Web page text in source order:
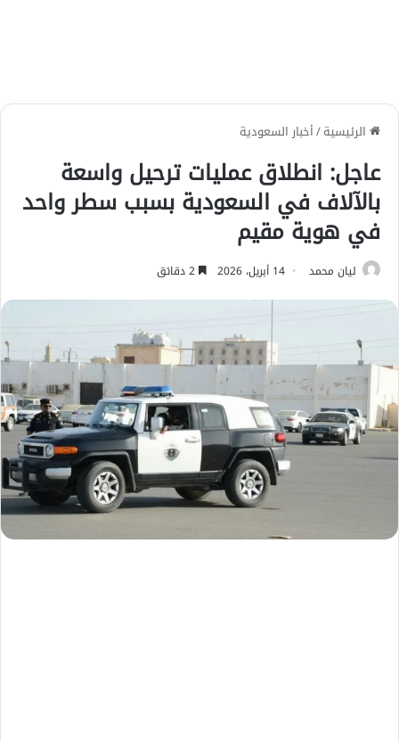
الرئيسية/أخبار السعودية
عاجل: انطلاق عمليات ترحيل واسعة
بالآلاف في السعودية بسبب سطر واحد
في هوية مقيم
ليان محمد 14 أبريل، 2026